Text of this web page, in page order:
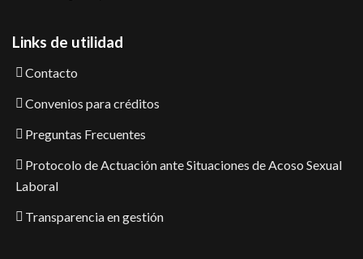
Links de utilidad
Contacto
Convenios para créditos
Preguntas Frecuentes
Protocolo de Actuación ante Situaciones de Acoso Sexual
Laboral
Transparencia en gestión